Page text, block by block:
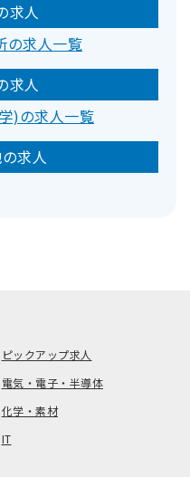
求人
の求人一覧
求人
)の求人一覧
求人
ピックアップ求人
電気・電子・半導体
化学・素材
IT